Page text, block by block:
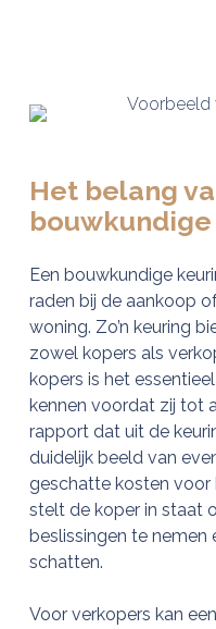
Het belang
Een bouwkundige
raden bij de aankoop
woning. Zo’n keuring
zowel kopers als
kopers is het
kennen voordat zij tot
rapport dat uit de
duidelijk beeld van
geschatte kosten voor
stelt de koper in staat
beslissingen te nemen
schatten.
Voor verkopers kan